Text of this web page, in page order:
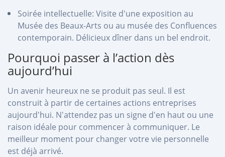
Soirée intellectuelle: Visite d'une exposition au
Musée des Beaux-Arts ou au musée des Confluences
contemporain. Délicieux dîner dans un bel endroit.
Pourquoi passer à l’action dès
aujourd’hui
Un avenir heureux ne se produit pas seul. Il est
construit à partir de certaines actions entreprises
aujourd'hui. N'attendez pas un signe d'en haut ou une
raison idéale pour commencer à communiquer. Le
meilleur moment pour changer votre vie personnelle
est déjà arrivé.